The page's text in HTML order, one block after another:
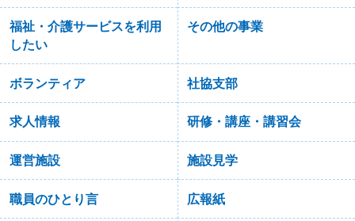
福祉・介護サービスを利用
したい
その他の事業
ボランティア 社協支部
求人情報 研修・講座・講習会
運営施設 施設見学
職員のひとり言 広報紙